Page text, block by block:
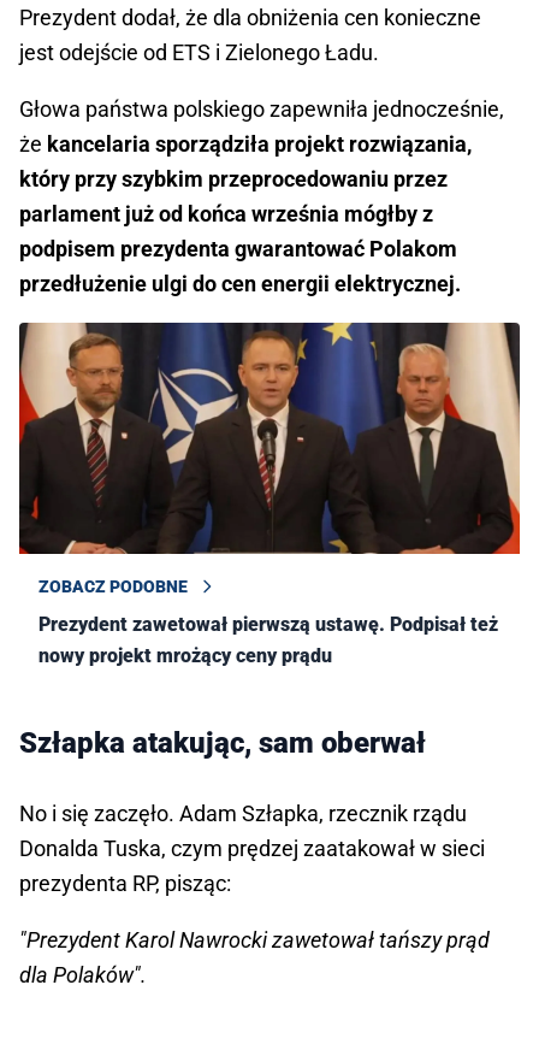
Prezydent dodał, że dla obniżenia cen konieczne
jest odejście od ETS i Zielonego Ładu.
Głowa państwa polskiego zapewniła jednocześnie,
że kancelaria sporządziła projekt rozwiązania,
który przy szybkim przeprocedowaniu przez
parlament już od końca września mógłby z
podpisem prezydenta gwarantować Polakom
przedłużenie ulgi do cen energii elektrycznej.
ZOBACZ PODOBNE
Prezydent zawetował pierwszą ustawę. Podpisał też
nowy projekt mrożący ceny prądu
Szłapka atakując, sam oberwał
No i się zaczęło. Adam Szłapka, rzecznik rządu
Donalda Tuska, czym prędzej zaatakował w sieci
prezydenta RP, pisząc:
"Prezydent Karol Nawrocki zawetował tańszy prąd
dla Polaków".